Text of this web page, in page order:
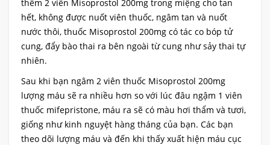
thêm 2 viên Misoprostol 200mg trong miệng cho tan
hết, không được nuốt viên thuốc, ngâm tan và nuốt
nước thôi, thuốc Misoprostol 200mg có tác co bóp tử
cung, đẩy bào thai ra bên ngoài từ cung như sảy thai tự
nhiên.
Sau khi bạn ngâm 2 viên thuốc Misoprostol 200mg
lượng máu sẽ ra nhiều hơn so với lúc đâu ngậm 1 viên
thuốc mifepristone, máu ra sẽ có màu hơi thẩm và tươi,
giống như kinh nguyệt hàng tháng của bạn. Các bạn
theo dõi lượng máu và đến khi thấy xuất hiện máu cục